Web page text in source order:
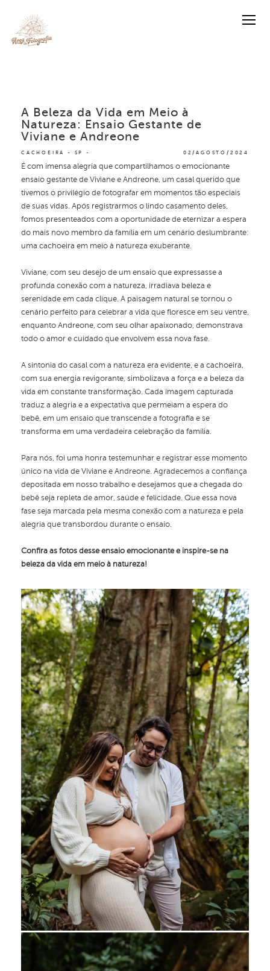
CACHOEIRA - SP 02/AGOSTO/2024
A Beleza da Vida em Meio à
Natureza: Ensaio Gestante de
Viviane e Andreone
É com imensa alegria que compartilhamos o emocionante
ensaio gestante de Viviane e Andreone, um casal querido que
tivemos o privilégio de fotografar em momentos tão especiais
de suas vidas. Após registrarmos o lindo casamento deles,
fomos presenteados com a oportunidade de eternizar a espera
do mais novo membro da família em um cenário deslumbrante:
uma cachoeira em meio à natureza exuberante.
Viviane, com seu desejo de um ensaio que expressasse a
profunda conexão com a natureza, irradiava beleza e
serenidade em cada clique. A paisagem natural se tornou o
cenário perfeito para celebrar a vida que floresce em seu ventre,
enquanto Andreone, com seu olhar apaixonado, demonstrava
todo o amor e cuidado que envolvem essa nova fase.
A sintonia do casal com a natureza era evidente, e a cachoeira,
com sua energia revigorante, simbolizava a força e a beleza da
vida em constante transformação. Cada imagem capturada
traduz a alegria e a expectativa que permeiam a espera do
bebê, em um ensaio que transcende a fotografia e se
transforma em uma verdadeira celebração da família.
Para nós, foi uma honra testemunhar e registrar esse momento
único na vida de Viviane e Andreone. Agradecemos a confiança
depositada em nosso trabalho e desejamos que a chegada do
bebê seja repleta de amor, saúde e felicidade. Que essa nova
fase seja marcada pela mesma conexão com a natureza e pela
alegria que transbordou durante o ensaio.
Confira as fotos desse ensaio emocionante e inspire-se na
beleza da vida em meio à natureza!